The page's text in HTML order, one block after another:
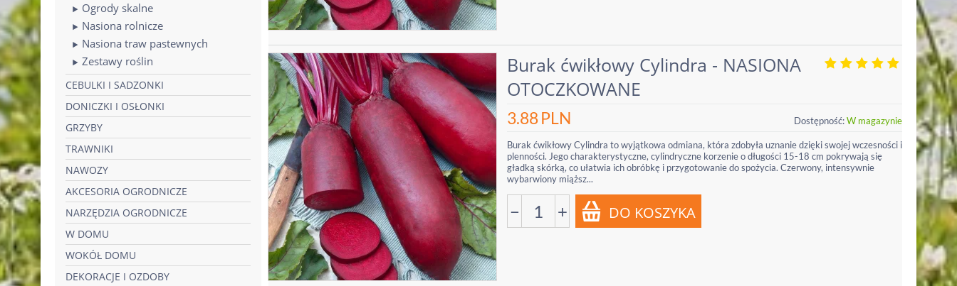
Ogrody skalne
Nasiona rolnicze
Nasiona traw pastewnych
Zestawy roślin
CEBULKI I SADZONKI
DONICZKI I OSŁONKI
GRZYBY
TRAWNIKI
NAWOZY
AKCESORIA OGRODNICZE
NARZĘDZIA OGRODNICZE
W DOMU
WOKÓŁ DOMU
DEKORACJE I OZDOBY
Burak ćwikłowy Cylindra - NASIONA
OTOCZKOWANE
3.88PLN Dostępność:W magazynie
Burak ćwikłowy Cylindra to wyjątkowa odmiana, która zdobyła uznanie dzięki swojej wczesności i
plenności. Jego charakterystyczne, cylindryczne korzenie o długości 15-18 cm pokrywają się
gładką skórką, co ułatwia ich obróbkę i przygotowanie do spożycia. Czerwony, intensywnie
wybarwiony miąższ...
− +